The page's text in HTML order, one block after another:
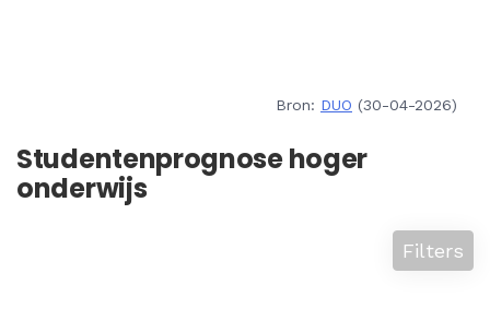
Bron: DUO (30-04-2026)
Studentenprognose hoger
onderwijs
Filters